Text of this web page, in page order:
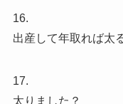
16.
出産して年取れば太
17.
太りました？